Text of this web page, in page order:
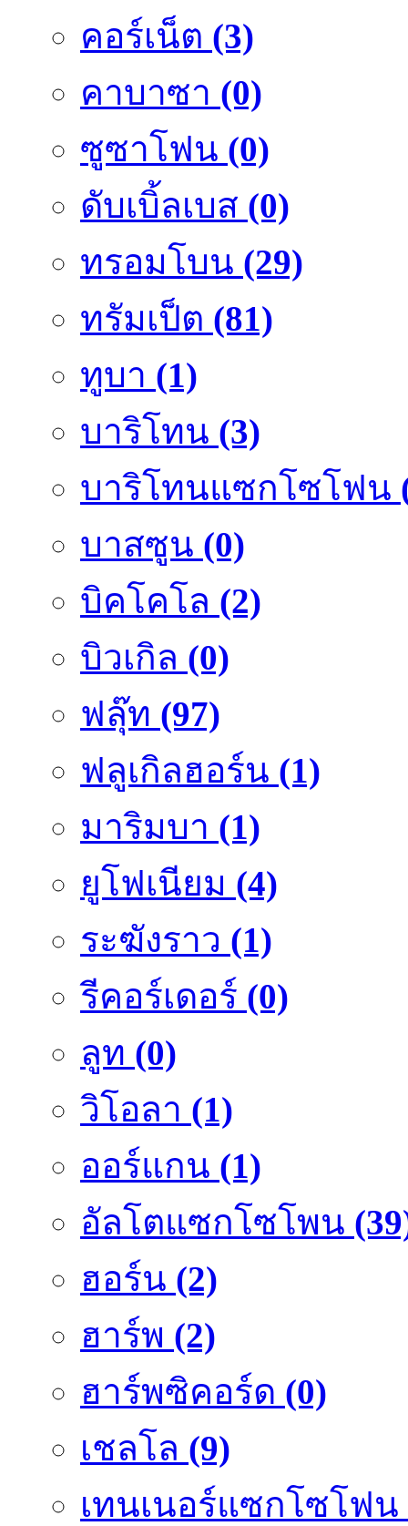
คอร์เน็ต (3)
คาบาซา (0)
ซูซาโฟน (0)
ดับเบิ้ลเบส (0)
ทรอมโบน (29)
ทรัมเป็ต (81)
ทูบา (1)
บาริโทน (3)
บาริโทนแซกโซโฟน
บาสซูน (0)
บิคโคโล (2)
บิวเกิล (0)
ฟลุ๊ท (97)
ฟลูเกิลฮอร์น (1)
มาริมบา (1)
ยูโฟเนียม (4)
ระฆังราว (1)
รีคอร์เดอร์ (0)
ลูท (0)
วิโอลา (1)
ออร์แกน (1)
อัลโตแซกโซโพน
ฮอร์น (2)
ฮาร์พ (2)
ฮาร์พซิคอร์ด (0)
เชลโล (9)
เทนเนอร์แซกโซโฟน